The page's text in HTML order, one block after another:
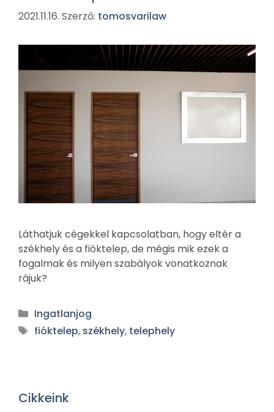
2021.11.16. Szerző: tomosvarilaw
Láthatjuk cégekkel kapcsolatban, hogy eltér a
székhely és a fióktelep, de mégis mik ezek a
fogalmak és milyen szabályok vonatkoznak
rájuk?
Ingatlanjog
fióktelep, székhely, telephely
Cikkeink